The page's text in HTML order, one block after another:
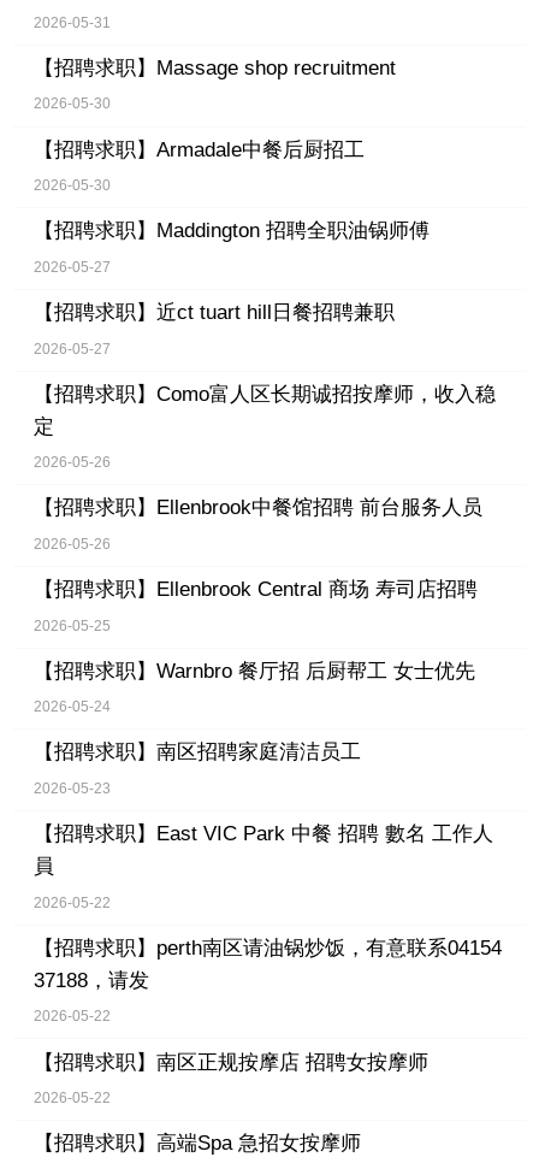
2026-05-31
【招聘求职】 Massage shop recruitment
2026-05-30
【招聘求职】 Armadale中餐后厨招工
2026-05-30
【招聘求职】 Maddington 招聘全职油锅师傅
2026-05-27
【招聘求职】 近ct tuart hill日餐招聘兼职
2026-05-27
【招聘求职】 Como富人区长期诚招按摩师，收入稳
定
2026-05-26
【招聘求职】 Ellenbrook中餐馆招聘 前台服务人员
2026-05-26
【招聘求职】 Ellenbrook Central 商场 寿司店招聘
2026-05-25
【招聘求职】 Warnbro 餐厅招 后厨帮工 女士优先
2026-05-24
【招聘求职】 南区招聘家庭清洁员工
2026-05-23
【招聘求职】 East VIC Park 中餐 招聘 數名 工作人
員
2026-05-22
【招聘求职】 perth南区请油锅炒饭，有意联系04154
37188，请发
2026-05-22
【招聘求职】 南区正规按摩店 招聘女按摩师
2026-05-22
【招聘求职】 高端Spa 急招女按摩师